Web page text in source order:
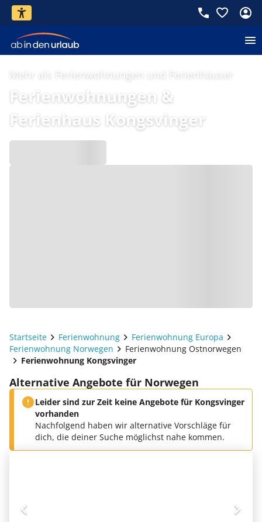
Mehr als Ferienwohnungen und Ferienhäuser
Ferienwohnungen &
Ferienhaus Kongsvinger
Startseite Ferienwohnung
Ferienwohnung Europa
Ferienwohnung Norwegen
Ferienwohnung Ostnorwegen
Ferienwohnung Kongsvinger
Alternative Angebote für Norwegen
Leider sind zur Zeit keine Angebote für Kongsvinger
vorhanden
Nachfolgend haben wir alternative Vorschläge für
dich, die deiner Suche möglichst nahe kommen.